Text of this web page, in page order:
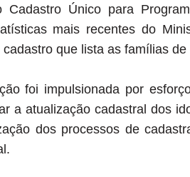
Cadastro Único para
mais recentes do
que lista as famílias de
foi impulsionada por
a atualização cadastral dos
dos processos de